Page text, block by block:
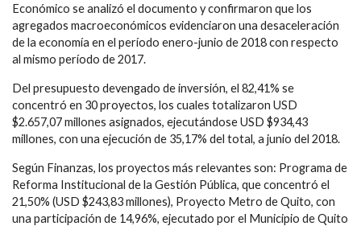
Económico se analizó el documento y confirmaron que los
agregados macroeconómicos evidenciaron una desaceleración
de la economía en el período enero-junio de 2018 con respecto
al mismo período de 2017.
Del presupuesto devengado de inversión, el 82,41% se
concentró en 30 proyectos, los cuales totalizaron USD
$2.657,07 millones asignados, ejecutándose USD $934,43
millones, con una ejecución de 35,17% del total, a junio del 2018.
Según Finanzas, los proyectos más relevantes son: Programa de
Reforma Institucional de la Gestión Pública, que concentró el
21,50% (USD $243,83 millones), Proyecto Metro de Quito, con
una participación de 14,96%, ejecutado por el Municipio de Quito